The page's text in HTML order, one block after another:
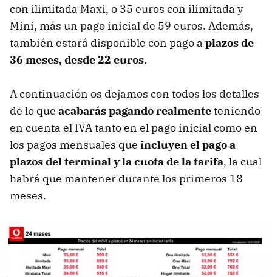
con ilimitada Maxi, o 35 euros con ilimitada y
Mini, más un pago inicial de 59 euros. Además,
también estará disponible con pago a plazos de
36 meses, desde 22 euros.
A continuación os dejamos con todos los detalles
de lo que acabarás pagando realmenteteniendo
en cuenta el IVA tanto en el pago inicial como en
los pagos mensuales que incluyen el pago a
plazos del terminal y la cuota de la tarifa, la cual
habrá que mantener durante los primeros 18
meses.